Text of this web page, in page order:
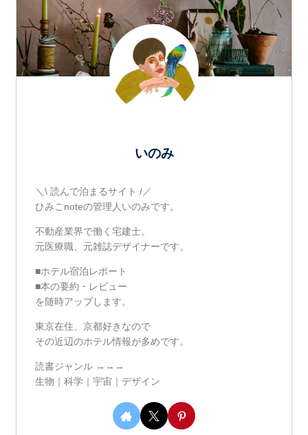
いのみ
＼\ 読んで泊まるサイト /／
ひみこnoteの管理人いのみです。
不動産業界で働く宅建士。
元医療職、元雑誌デザイナーです。
■ホテル宿泊レポート
■本の要約・レビュー
を随時アップします。
東京在住、京都好きなので
その近辺のホテル情報が多めです。
読書ジャンル →→→
生物｜科学｜宇宙｜デザイン